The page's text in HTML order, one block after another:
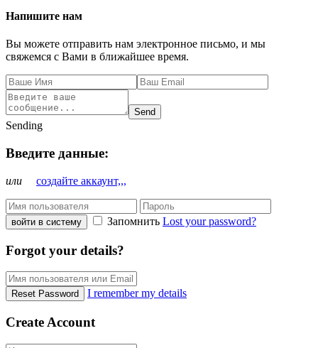
Напишите нам
Вы можете отправить нам электронное письмо, и мы
свяжемся с Вами в ближайшее время.
Send
Sending
Введите данные:
или создайте аккаунт,,,
войти в систему Запомнить Lost your password?
Forgot your details?
Reset Password I remember my details
Create Account